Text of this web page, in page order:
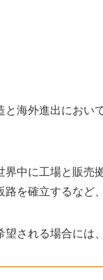
海外進出におい
中に工場と販売
を確立するなど
される場合には